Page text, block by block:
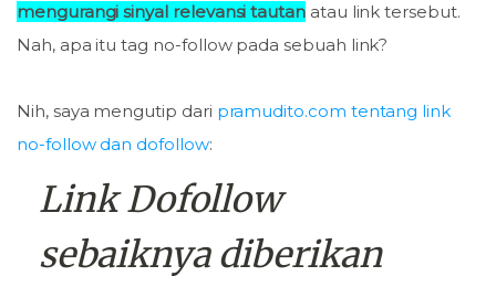
mengurangi sinyal relevansi tautanatau link tersebut.
Nah, apa itu tag no-follow pada sebuah link?
Nih, saya mengutip dari pramudito.com tentang link
no-follow dan dofollow:
Link Dofollow
sebaiknya diberikan